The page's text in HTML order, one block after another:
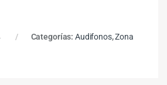
Categorías: Audifonos,Zona